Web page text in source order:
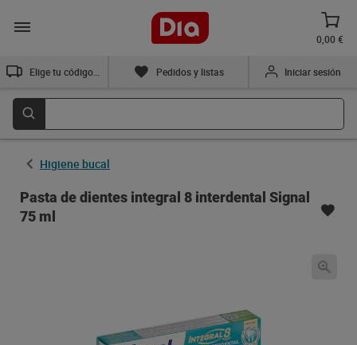
0,00 €
Pedidos y listas Iniciar sesión
Higiene bucal
Pasta de dientes integral 8 interdental Signal
75 ml